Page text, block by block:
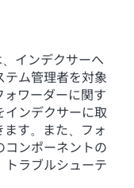
インデクサーへ
テム管理者を対象
ォワーダーに関す
インデクサーに取
す。また、フォ
コンポーネントの
トラブルシューテ